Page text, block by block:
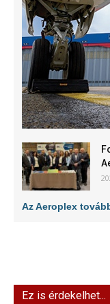
Az Aeroplex
Ez is érdekelhet...